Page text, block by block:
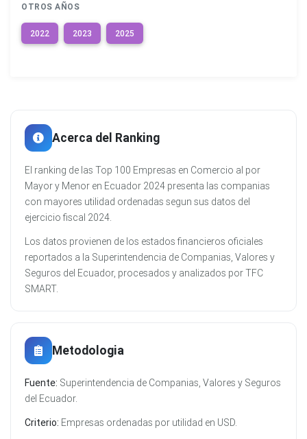
OTROS AÑOS
2022 2023 2025
Acerca del Ranking
El ranking de las Top 100 Empresas en Comercio al por
Mayor y Menor en Ecuador 2024 presenta las companias
con mayores utilidad ordenadas segun sus datos del
ejercicio fiscal 2024.
Los datos provienen de los estados financieros oficiales
reportados a la Superintendencia de Companias, Valores y
Seguros del Ecuador, procesados y analizados por TFC
SMART.
Metodologia
Fuente: Superintendencia de Companias, Valores y Seguros
del Ecuador.
Criterio: Empresas ordenadas por utilidad en USD.